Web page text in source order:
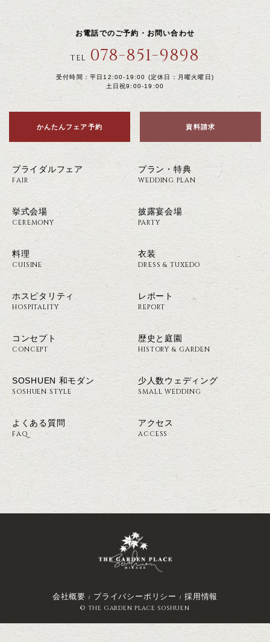
お電話でのご予約・お問い合わせ
TEL 078-851-9898
受付時間：平日12:00-19:00 (定休日：月曜火曜日)
土日祝9:00-19:00
かんたんフェア予約 資料請求
ブライダルフェア
FAIR
プラン・特典
WEDDING PLAN
挙式会場
CEREMONY
披露宴会場
PARTY
料理
CUISINE
衣装
DRESS & TUXEDO
ホスピタリティ
HOSPITALITY
レポート
REPORT
コンセプト
CONCEPT
歴史と庭園
HISTORY & GARDEN
SOSHUEN 和モダン
SOSHUEN STYLE
少人数ウェディング
SMALL WEDDING
よくある質問
FAQ
アクセス
ACCESS
会社概要 プライバシーポリシー 採用情報
© THE GARDEN PLACE SOSHUEN